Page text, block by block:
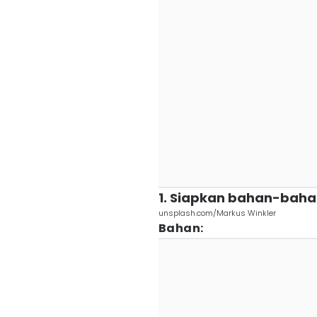
1. Siapkan bahan-
unsplash.com/Markus Winkler
Bahan: